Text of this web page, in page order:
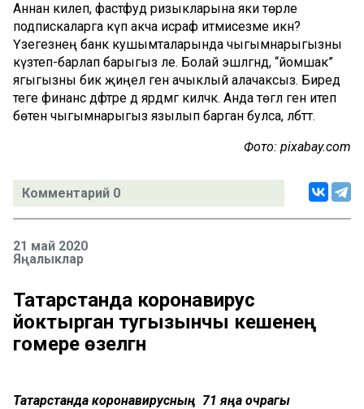
Аннан килеп, фастфуд ризыкларына яки төрле
подпискаларга күп акча исраф итмисезме икән?
Үзегезнең банк кушымталарында чыгымнарыгызны
күзәтеп-барлап барыгыз әле. Болай эшләгәндә, “йомшак”
ягыгызны бик җиңел генә ачыклый алачаксыз. Биредә
теге финанс дәфтәре дә ярдәмгә киләчәк. Анда төгәл генә итеп
бөтен чыгымнарыгыз язылып барган булса, әлбәттә.
Фото: pixabay.com
Комментарий 0
21 май 2020
Яңалыклар
Татарстанда коронавирус
йоктырган тугызынчы кешенең
гомере өзелгән
Татарстанда коронавирусның 71 яңа очрагы